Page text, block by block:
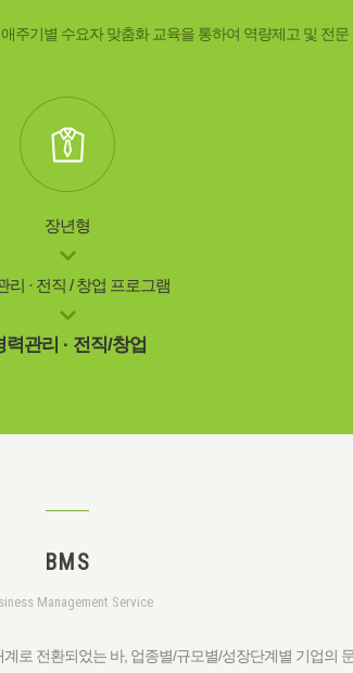
주기별 수요자 맞춤화 교육을 통하여 역량제고 및 전
장년형
리 · 전직 / 창업 프로그램
력관리 · 전직/창업
BMS
Management Service
로 전환되었는 바, 업종별/규모별/성장단계별 기업의